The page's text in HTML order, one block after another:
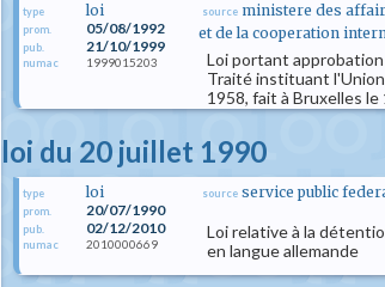
type loi
prom. 05/08/1992
pub. 21/10/1999
numac 1999015203
source ministere des
et de la cooperation
Loi portant
Traité instituant
1958, fait à Bruxelles
loi du 20 juillet 1990
type loi
prom. 20/07/1990
pub. 02/12/2010
numac 2010000669
source service public
Loi relative à la
en langue allemande